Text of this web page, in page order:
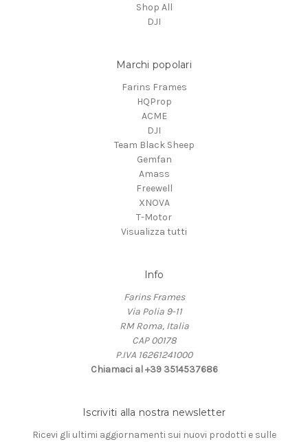
Shop All
DJI
Marchi popolari
Farins Frames
HQProp
ACME
DJI
Team Black Sheep
Gemfan
Amass
Freewell
XNOVA
T-Motor
Visualizza tutti
Info
Farins Frames
Via Polia 9-11
RM Roma, Italia
CAP 00178
P.IVA 16261241000
Chiamaci al +39 3514537686
Iscriviti alla nostra newsletter
Ricevi gli ultimi aggiornamenti sui nuovi prodotti e sulle